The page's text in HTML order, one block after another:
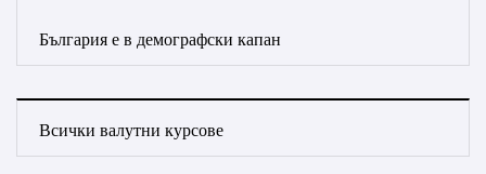
България е в демографски капан
Всички валутни курсове